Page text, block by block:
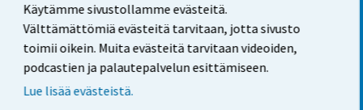
Käytämme sivustollamme evästeitä.
Välttämättömiä evästeitä tarvitaan, jotta sivusto
toimii oikein. Muita evästeitä tarvitaan videoiden,
podcastien ja palautepalvelun esittämiseen.
Lue lisää evästeistä.
Facebook
Twitter
LinkedIn